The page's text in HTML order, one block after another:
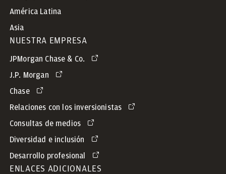
América Latina
Asia
NUESTRA EMPRESA
JPMorgan Chase & Co.
J.P. Morgan
Chase
Relaciones con los inversionistas
Consultas de medios
Diversidad e inclusión
Desarrollo profesional
ENLACES ADICIONALES